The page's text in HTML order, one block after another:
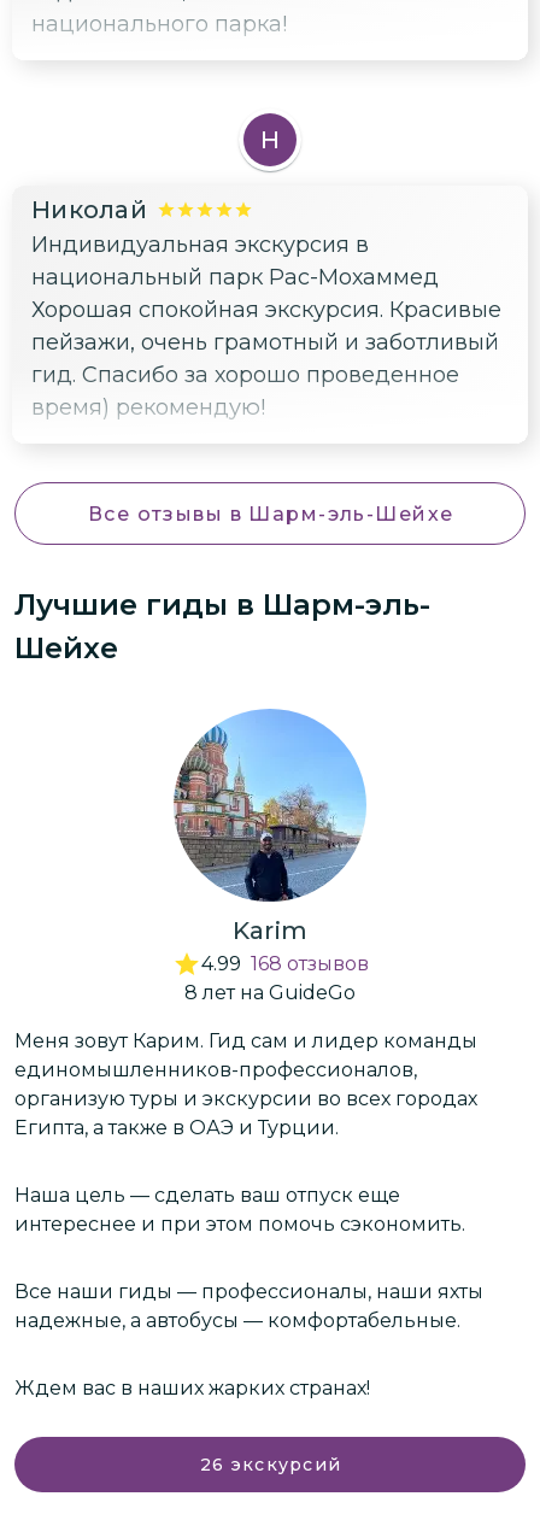
национального парка!
Н
Николай
Индивидуальная экскурсия в
национальный парк Рас-Мохаммед
Хорошая спокойная экскурсия. Красивые
пейзажи, очень грамотный и заботливый
гид. Спасибо за хорошо проведенное
время) рекомендую!
Все отзывы в Шарм-эль-Шейхе
Лучшие гиды в Шарм-эль-
Шейхе
Karim
4.99 168 отзывов
8 летна GuideGo
Меня зовут Карим. Гид сам и лидер команды
единомышленников-профессионалов,
организую туры и экскурсии во всех городах
Египта, а также в ОАЭ и Турции.
Наша цель — сделать ваш отпуск еще
интереснее и при этом помочь сэкономить.
Все наши гиды — профессионалы, наши яхты
надежные, а автобусы — комфортабельные.
Ждем вас в наших жарких странах!
26 экскурсий